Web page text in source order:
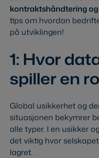
kontraktshåndtering
tips om hvordan
på utviklingen!
1: Hvor
spiller en
Global usikkerhet og
situasjonen bekymrer
alle typer. I en usikker
det viktig hvor
lagret.